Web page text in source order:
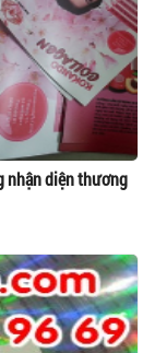
nhận diện thương